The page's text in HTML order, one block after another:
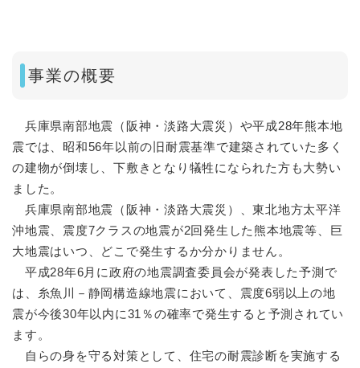
事業の概要
兵庫県南部地震（阪神・淡路大震災）や平成28年熊本地
震では、昭和56年以前の旧耐震基準で建築されていた多く
の建物が倒壊し、下敷きとなり犠牲になられた方も大勢い
ました。
兵庫県南部地震（阪神・淡路大震災）、東北地方太平洋
沖地震、震度7クラスの地震が2回発生した熊本地震等、巨
大地震はいつ、どこで発生するか分かりません。
平成28年6月に政府の地震調査委員会が発表した予測で
は、糸魚川－静岡構造線地震において、震度6弱以上の地
震が今後30年以内に31％の確率で発生すると予測されてい
ます。
自らの身を守る対策として、住宅の耐震診断を実施する